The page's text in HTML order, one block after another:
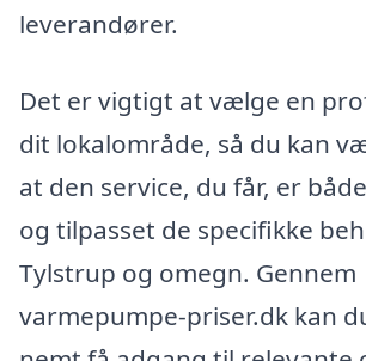
leverandører.
Det er vigtigt at vælge en
dit lokalområde, så du kan
at den service, du får, er
og tilpasset de specifikke
Tylstrup og omegn. Gennem
varmepumpe-priser.dk kan